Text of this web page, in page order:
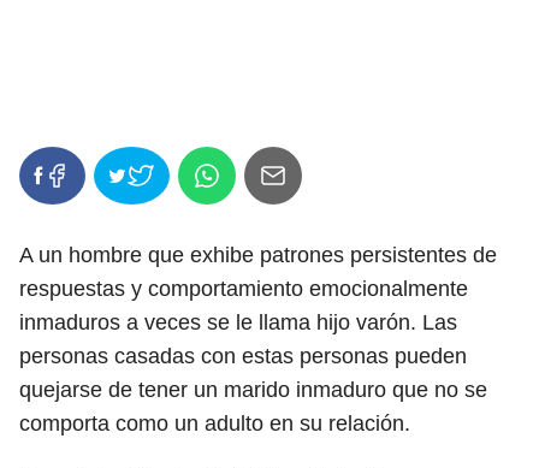
A un hombre que exhibe patrones persistentes de
respuestas y comportamiento emocionalmente
inmaduros a veces se le llama hijo varón. Las
personas casadas con estas personas pueden
quejarse de tener un marido inmaduro que no se
comporta como un adulto en su relación.